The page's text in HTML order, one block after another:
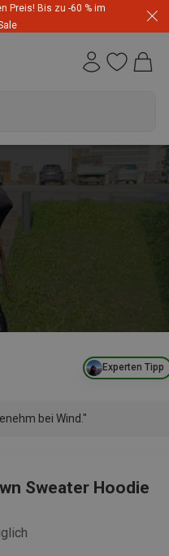
Preis! Bis zu -60 % im
Experten Tipp
bei Wind."
Sweater Hoodie